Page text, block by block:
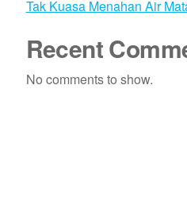
Tak Kuasa Menahan Air
Recent
No comments to show.